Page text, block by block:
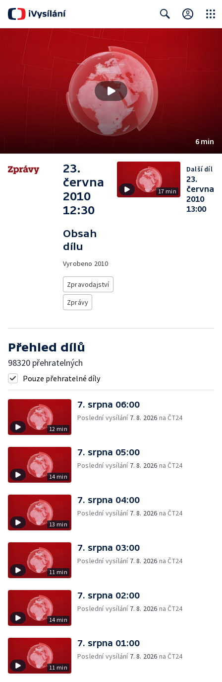
6 min
23.
června
2010
12:30
Obsah
dílu
Vyrobeno 2010
Zpravodajství
Zprávy
17 min
Další díl
23.
června
2010
13:00
Přehled dílů
98320 přehratelných
Pouze přehratelné díly
12 min
7. srpna 06:00
Poslední vysílání 7. 8. 2026 na ČT24
14 min
7. srpna 05:00
Poslední vysílání 7. 8. 2026 na ČT24
13 min
7. srpna 04:00
Poslední vysílání 7. 8. 2026 na ČT24
11 min
7. srpna 03:00
Poslední vysílání 7. 8. 2026 na ČT24
14 min
7. srpna 02:00
Poslední vysílání 7. 8. 2026 na ČT24
11 min
7. srpna 01:00
Poslední vysílání 7. 8. 2026 na ČT24